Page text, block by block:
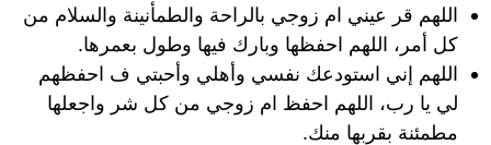
اللهم قر عيني ام زوجي بالراحة والطمأنينة والسلام من
كل أمر، اللهم احفظها وبارك فيها وطول بعمرها.
اللهم إني استودعك نفسي وأهلي وأحبتي ف احفظهم
لي يا رب، اللهم احفظ ام زوجي من كل شر واجعلها
مطمئنة بقربها منك.